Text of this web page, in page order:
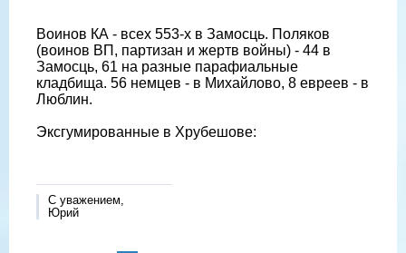
Воинов КА - всех 553-х в Замосць. Поляков
(воинов ВП, партизан и жертв войны) - 44 в
Замосць, 61 на разные парафиальные
кладбища. 56 немцев - в Михайлово, 8 евреев - в
Люблин.
Эксгумированные в Хрубешове:
С уважением,
Юрий